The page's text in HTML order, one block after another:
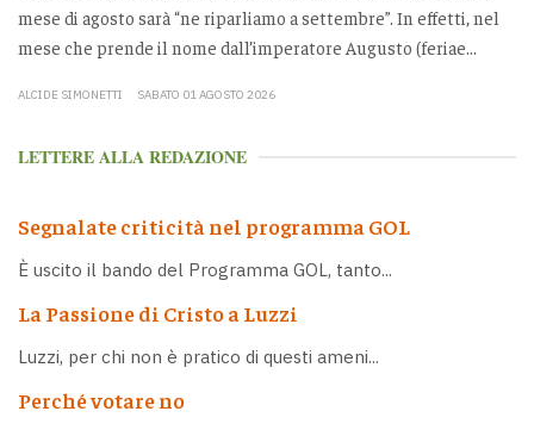
mese di agosto sarà “ne riparliamo a settembre”. In effetti, nel
mese che prende il nome dall’imperatore Augusto (feriae...
ALCIDE SIMONETTI SABATO 01 AGOSTO 2026
LETTERE ALLA REDAZIONE
Segnalate criticità nel programma GOL
È uscito il bando del Programma GOL, tanto...
La Passione di Cristo a Luzzi
Luzzi, per chi non è pratico di questi ameni...
Perché votare no